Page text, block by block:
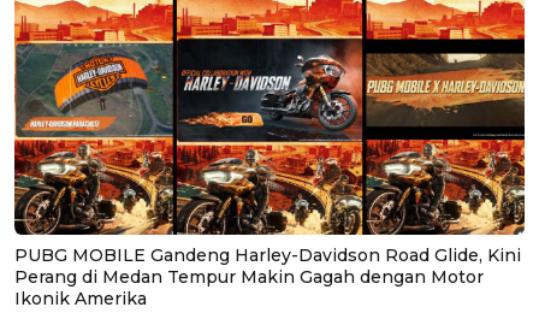
PUBG MOBILE Gandeng Harley-Davidson Road Glide, Kini
Perang di Medan Tempur Makin Gagah dengan Motor
Ikonik Amerika